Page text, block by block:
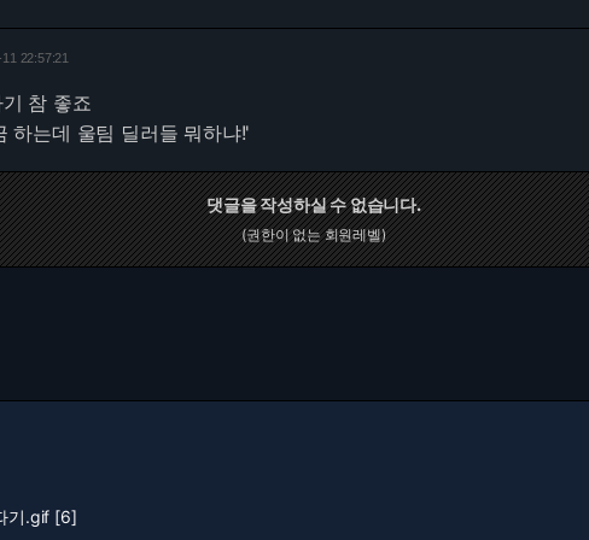
22:57:21
참 좋죠
하는데 울팀 딜러들 뭐하냐!'
댓글을 작성하실 수 없습니다.
(권한이 없는 회원레벨)
기.gif [6]